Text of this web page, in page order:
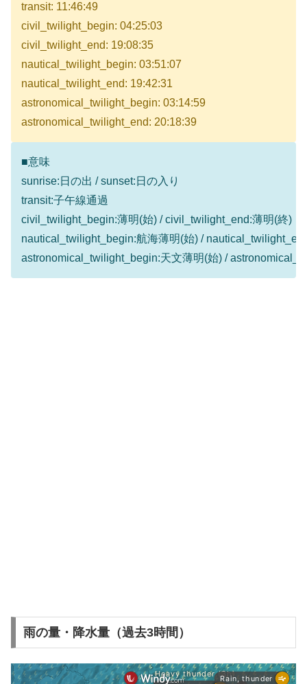
transit: 11:46:49
civil_twilight_begin: 04:25:03
civil_twilight_end: 19:08:35
nautical_twilight_begin: 03:51:07
nautical_twilight_end: 19:42:31
astronomical_twilight_begin: 03:14:59
astronomical_twilight_end: 20:18:39
■意味
sunrise:日の出 / sunset:日の入り
transit:子午線通過
civil_twilight_begin:薄明(始) / civil_twilight_end:薄明(終)
nautical_twilight_begin:航海薄明(始) /
astronomical_twilight_begin:天文薄明(始) /
雨の量・降水量（過去3時間）